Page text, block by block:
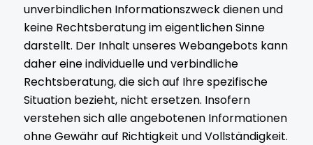
unverbindlichen Informationszweck dienen und
keine Rechtsberatung im eigentlichen Sinne
darstellt. Der Inhalt unseres Webangebots kann
daher eine individuelle und verbindliche
Rechtsberatung, die sich auf Ihre spezifische
Situation bezieht, nicht ersetzen. Insofern
verstehen sich alle angebotenen Informationen
ohne Gewähr auf Richtigkeit und Vollständigkeit.